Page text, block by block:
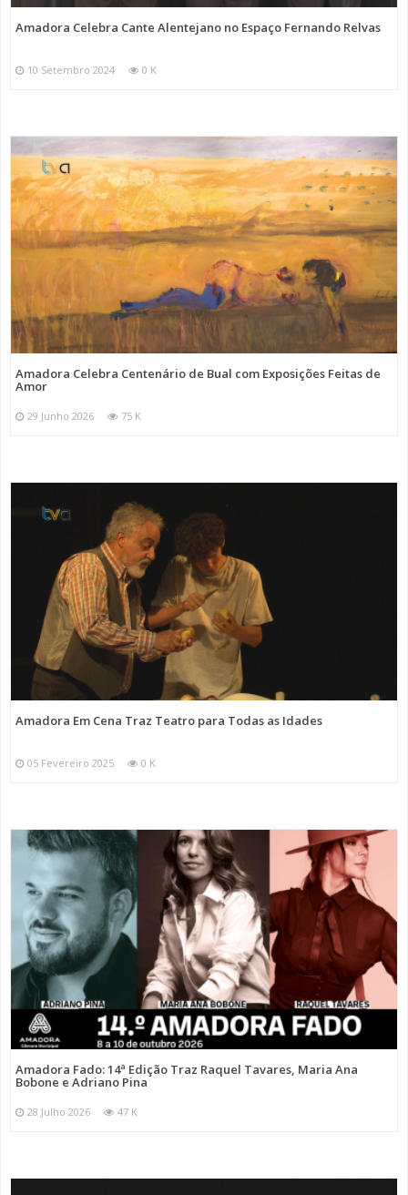
Amadora Celebra Cante Alentejano no Espaço Fernando Relvas
10 Setembro 2024 0 K
Amadora Celebra Centenário de Bual com Exposições Feitas de
Amor
29 Junho 2026 75 K
Amadora Em Cena Traz Teatro para Todas as Idades
05 Fevereiro 2025 0 K
Amadora Fado: 14ª Edição Traz Raquel Tavares, Maria Ana
Bobone e Adriano Pina
28 Julho 2026 47 K